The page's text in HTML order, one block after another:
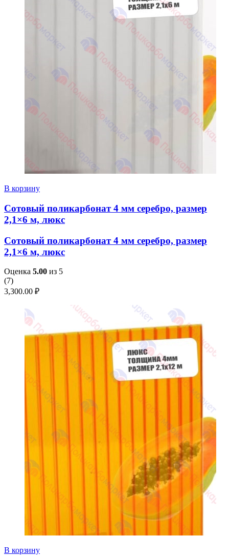
В корзину
Сотовый поликарбонат 4 мм серебро, размер
2,1×6 м, люкс
Сотовый поликарбонат 4 мм серебро, размер
2,1×6 м, люкс
Оценка 5.00 из 5
(7)
3,300.00 ₽
В корзину